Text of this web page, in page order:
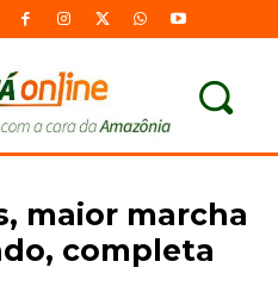
maior marcha
completa